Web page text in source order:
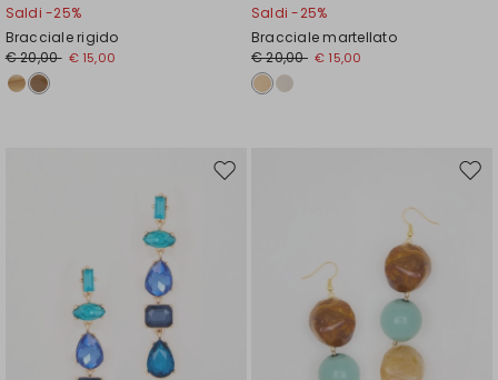
Saldi -25%
Bracciale rigido
€ 20,00 € 15,00
Saldi -25%
Bracciale martellato
€ 20,00 € 15,00
Sposta